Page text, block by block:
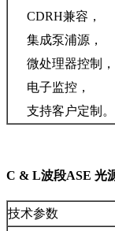
CDRH兼容，
集成泵浦源，
微处理器控制，
电子监控，
支持客户定制。
C & L波段ASE 光
技术参数